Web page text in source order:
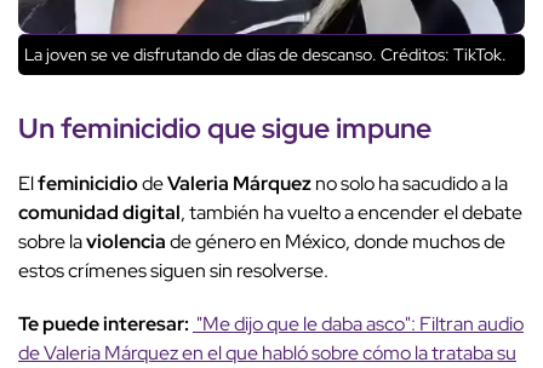
La joven se ve disfrutando de días de descanso. Créditos: TikTok.
Unfeminicidioque sigue impune
ElfeminicidiodeValeria Márquezno solo ha sacudido a la
comunidad digital, también ha vuelto a encender el debate
sobre laviolenciade género en México, donde muchos de
estos crímenes siguen sin resolverse.
Te puede interesar: "Me dijo que le daba asco": Filtran audio
de Valeria Márquez en el que habló sobre cómo la trataba su